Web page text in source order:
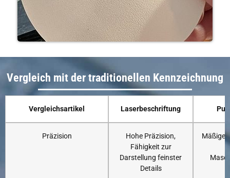
Vergleich mit der traditionellen Kennzeichnung
Vergleichsartikel Laserbeschriftung
Präzision
Hohe Präzision,
Fähigkeit zur
Darstellung feinster
Details
Mäßige